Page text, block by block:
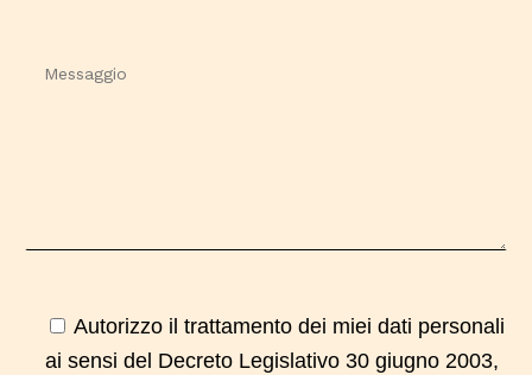
Autorizzo il trattamento dei miei dati personali
ai sensi del Decreto Legislativo 30 giugno 2003,